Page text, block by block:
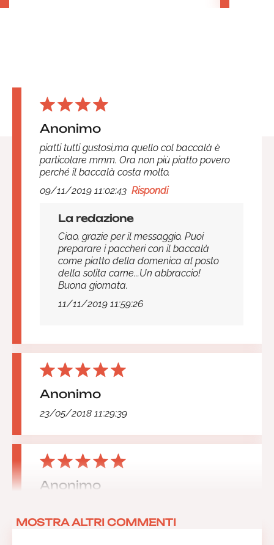
Anonimo
piatti tutti gustosi,ma quello col baccalà è
particolare mmm. Ora non più piatto povero
perché il baccalà costa molto.
09/11/2019 11:02:43 Rispondi
La redazione
Ciao, grazie per il messaggio. Puoi
preparare i paccheri con il baccalà
come piatto della domenica al posto
della solita carne...Un abbraccio!
Buona giornata.
11/11/2019 11:59:26
Anonimo
23/05/2018 11:29:39
Anonimo
MOSTRA ALTRI COMMENTI